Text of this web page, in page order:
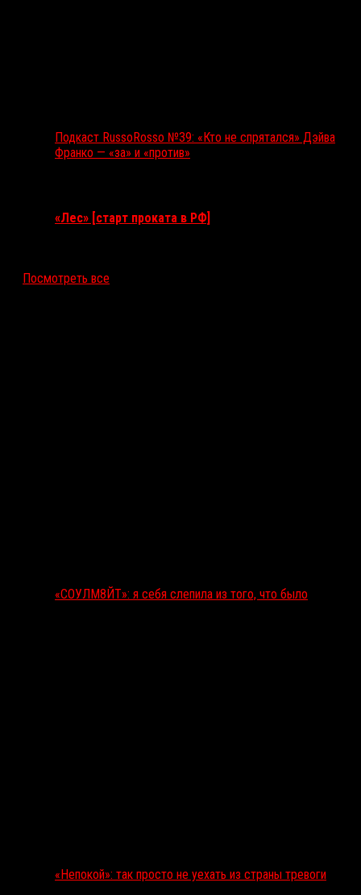
Подкаст RussoRosso №39: «Кто не спрятался» Дэйва
Франко — «за» и «против»
«Лес» [старт проката в РФ]
Посмотреть все
«СОУЛМ8ЙТ»: я себя слепила из того, что было
«Непокой»: так просто не уехать из страны тревоги